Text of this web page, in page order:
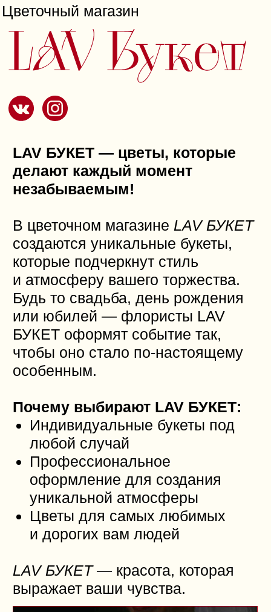
FURSHET:
Отборные и свежие продукты
для вашего стола
Индивидуальное меню,
подходящее для любого
бюджета и вкуса
Мобильные боксы с красивой
упаковкой — не требуется
сервировка
Полное сопровождение —
до получения заказа
Выбирая LIME FURSHET,
клиенты экономят время
для своего мероприятия!
Бутик мужского